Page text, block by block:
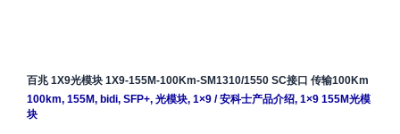
百兆 1X9光模块 1X9-155M-100Km-SM1310/1550 SC接口 传输100Km
100km, 155M, bidi, SFP+, 光模块, 1×9/安科士产品介绍, 1×9 155M光模
块